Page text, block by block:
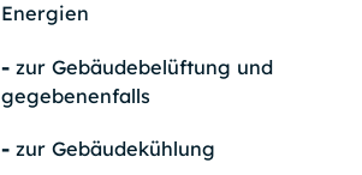
Energien
-zur Gebäudebelüftung und
gegebenenfalls
-zur Gebäudekühlung